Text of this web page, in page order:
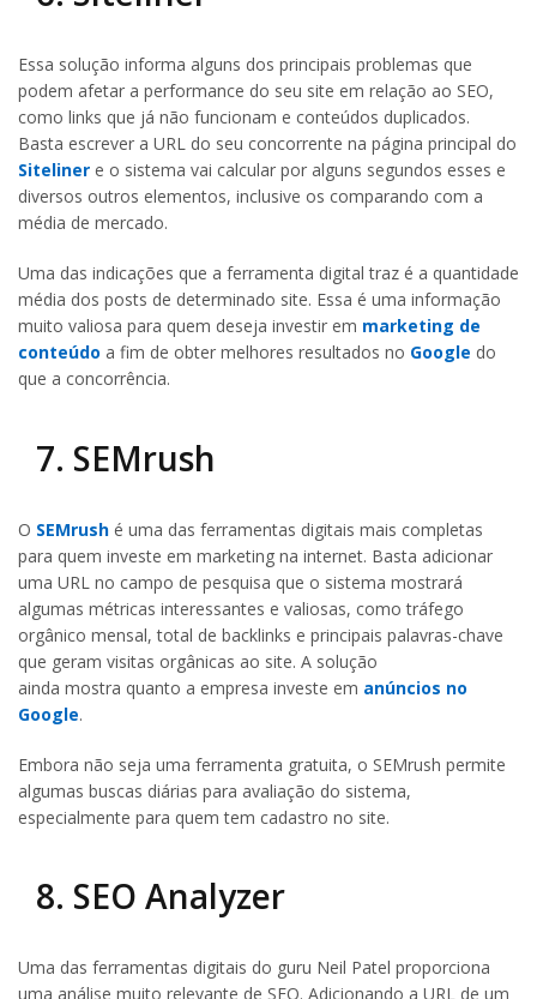
Essa solução informa alguns dos principais problemas que
podem afetar a performance do seu site em relação ao SEO,
como links que já não funcionam e conteúdos duplicados.
Basta escrever a URL do seu concorrente na página principal do
Siteliner e o sistema vai calcular por alguns segundos esses e
diversos outros elementos, inclusive os comparando com a
média de mercado.
Uma das indicações que a ferramenta digital traz é a quantidade
média dos posts de determinado site. Essa é uma informação
muito valiosa para quem deseja investir em marketing de
conteúdo a fim de obter melhores resultados no Google do
que a concorrência.
7. SEMrush
O SEMrush é uma das ferramentas digitais mais completas
para quem investe em marketing na internet. Basta adicionar
uma URL no campo de pesquisa que o sistema mostrará
algumas métricas interessantes e valiosas, como tráfego
orgânico mensal, total de backlinks e principais palavras-chave
que geram visitas orgânicas ao site. A solução
ainda mostra quanto a empresa investe em anúncios no
Google.
Embora não seja uma ferramenta gratuita, o SEMrush permite
algumas buscas diárias para avaliação do sistema,
especialmente para quem tem cadastro no site.
8. SEO Analyzer
Uma das ferramentas digitais do guru Neil Patel proporciona
uma análise muito relevante de SEO. Adicionando a URL de um